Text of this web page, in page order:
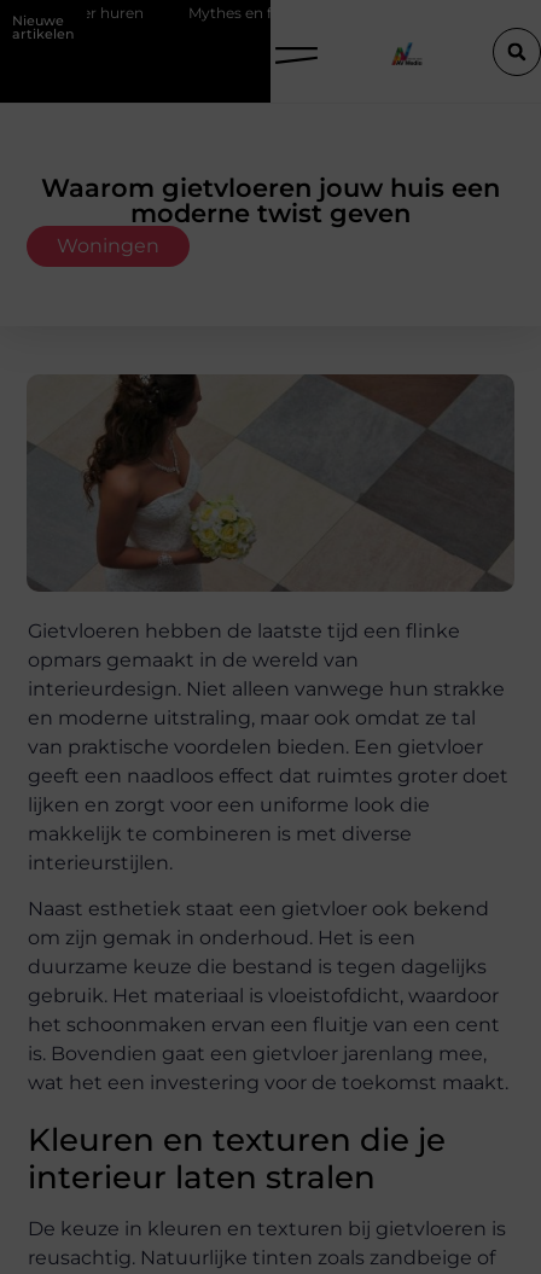
Nieuwe
artikelen
Mythes en feiten over zachtere nicotine pouches
Waarom gietvloeren jouw huis een
moderne twist geven
Woningen
Gietvloeren hebben de laatste tijd een flinke
opmars gemaakt in de wereld van
interieurdesign. Niet alleen vanwege hun strakke
en moderne uitstraling, maar ook omdat ze tal
van praktische voordelen bieden. Een gietvloer
geeft een naadloos effect dat ruimtes groter doet
lijken en zorgt voor een uniforme look die
makkelijk te combineren is met diverse
interieurstijlen.
Naast esthetiek staat een gietvloer ook bekend
om zijn gemak in onderhoud. Het is een
duurzame keuze die bestand is tegen dagelijks
gebruik. Het materiaal is vloeistofdicht, waardoor
het schoonmaken ervan een fluitje van een cent
is. Bovendien gaat een gietvloer jarenlang mee,
wat het een investering voor de toekomst maakt.
Kleuren en texturen die je
interieur laten stralen
De keuze in kleuren en texturen bij gietvloeren is
reusachtig. Natuurlijke tinten zoals zandbeige of